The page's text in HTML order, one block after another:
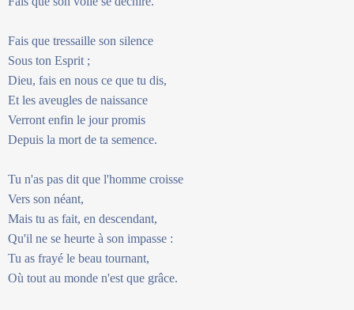
Fais que tressaille son silence
Sous ton Esprit ;
Dieu, fais en nous ce que tu dis,
Et les aveugles de naissance
Verront enfin le jour promis
Depuis la mort de ta semence.
Tu n'as pas dit que l'homme croisse
Vers son néant,
Mais tu as fait, en descendant,
Qu'il ne se heurte à son impasse :
Tu as frayé le beau tournant,
Où tout au monde n'est que grâce.